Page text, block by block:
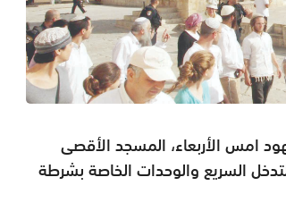
امس الأربعاء، المسجد الأقصى
السريع والوحدات الخاصة بشرطة